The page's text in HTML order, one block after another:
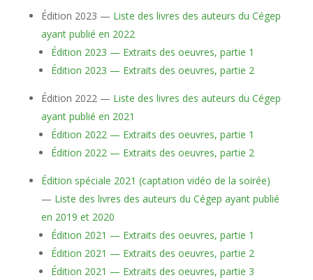
Édition 2023 — Liste des livres des auteurs du Cégep
ayant publié en 2022
Édition 2023 — Extraits des oeuvres, partie 1
Édition 2023 — Extraits des oeuvres, partie 2
Édition 2022 — Liste des livres des auteurs du Cégep
ayant publié en 2021
Édition 2022 — Extraits des oeuvres, partie 1
Édition 2022 — Extraits des oeuvres, partie 2
Édition spéciale 2021 (captation vidéo de la soirée)
— Liste des livres des auteurs du Cégep ayant publié
en 2019 et 2020
Édition 2021 — Extraits des oeuvres, partie 1
Édition 2021 — Extraits des oeuvres, partie 2
Édition 2021 — Extraits des oeuvres, partie 3